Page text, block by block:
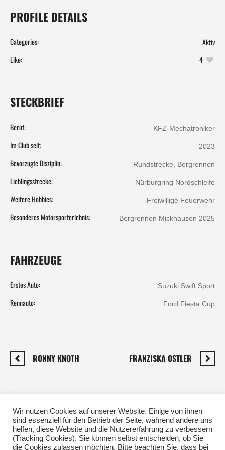
PROFILE DETAILS
Categories:
Aktiv
Like:
4
STECKBRIEF
Beruf: KFZ-Mechatroniker
Im Club seit: 2023
Bevorzugte Disziplin: Rundstrecke, Bergrennen
Lieblingsstrecke: Nürburgring Nordschleife
Weitere Hobbies: Freiwillige Feuerwehr
Besonderes Motorsporterlebnis: Bergrennen Mickhausen 2025
FAHRZEUGE
Erstes Auto: Suzuki Swift Sport
Rennauto: Ford Fiesta Cup
FRANZISKA OSTLER
RONNY KNOTH
SHARE THIS PROFILE?
FacebookTwitterPinterest
Wir nutzen Cookies auf unserer Website. Einige von ihnen
sind essenziell für den Betrieb der Seite, während andere uns
helfen, diese Website und die Nutzererfahrung zu verbessern
(Tracking Cookies). Sie können selbst entscheiden, ob Sie
die Cookies zulassen möchten. Bitte beachten Sie, dass bei